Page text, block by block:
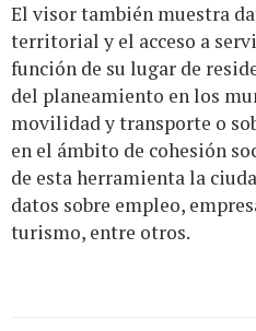
El visor también muestra
territorial y el acceso a
función de su lugar de
del planeamiento en los
movilidad y transporte o
en el ámbito de cohesión
de esta herramienta la
datos sobre empleo,
turismo, entre otros.